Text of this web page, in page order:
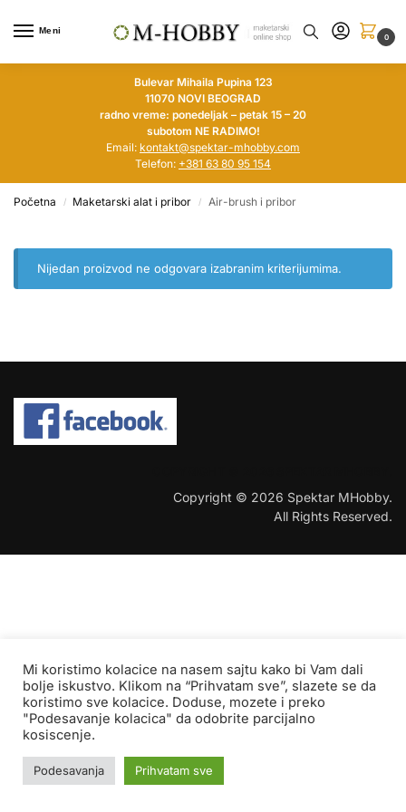
Meni
0
Bulevar Mihaila Pupina 123
11070 NOVI BEOGRAD
radno vreme: ponedeljak – petak 15 – 20
subotom NE RADIMO!
Email: kontakt@spektar-mhobby.com
Telefon: +381 63 80 95 154
Početna / Maketarski alat i pribor / Air-brush i pribor
Nijedan proizvod ne odgovara izabranim kriterijumima.
Copyright © 2026 Spektar MHobby.
All Rights Reserved.
Mi koristimo kolacice na nasem sajtu kako bi Vam dali
bolje iskustvo. Klikom na “Prihvatam sve”, slazete se da
koristimo sve kolacice. Doduse, mozete i preko
"Podesavanje kolacica" da odobrite parcijalno
kosiscenje.
Podesavanja Prihvatam sve